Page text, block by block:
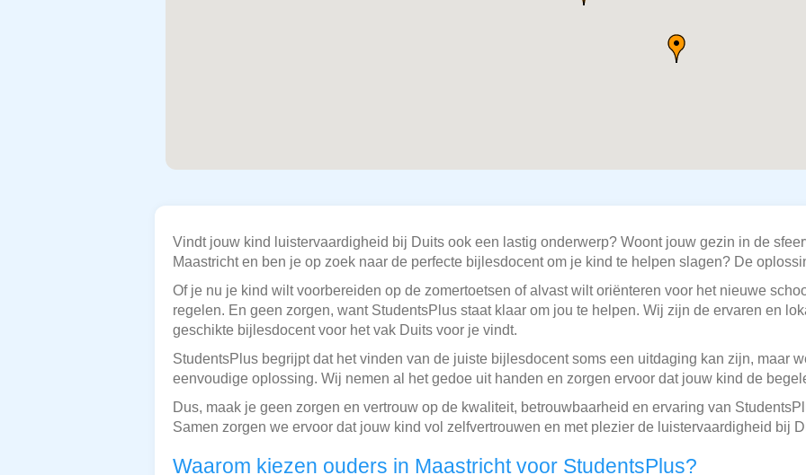
Vindt jouw kind luistervaardigheid bij Duits ook een lastig onderwerp? Woont jouw gezin in de
Maastricht en ben je op zoek naar de perfecte bijlesdocent om je kind te helpen slagen? De
Of je nu je kind wilt voorbereiden op de zomertoetsen of alvast wilt oriënteren voor het nieuwe
regelen. En geen zorgen, want StudentsPlus staat klaar om jou te helpen. Wij zijn de ervaren en
geschikte bijlesdocent voor het vak Duits voor je vindt.
StudentsPlus begrijpt dat het vinden van de juiste bijlesdocent soms een uitdaging kan zijn, maar
eenvoudige oplossing. Wij nemen al het gedoe uit handen en zorgen ervoor dat jouw kind de
Dus, maak je geen zorgen en vertrouw op de kwaliteit, betrouwbaarheid en ervaring van
Samen zorgen we ervoor dat jouw kind vol zelfvertrouwen en met plezier de luistervaardigheid bij
Waarom kiezen ouders in Maastricht voor StudentsPlus?